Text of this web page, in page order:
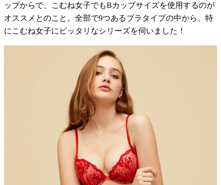
ップからで、こむね女子でもBカップサイズを使用するのが
オススメとのこと。全部で9つあるブラタイプの中から、特
にこむね女子にピッタリなシリーズを伺いました！